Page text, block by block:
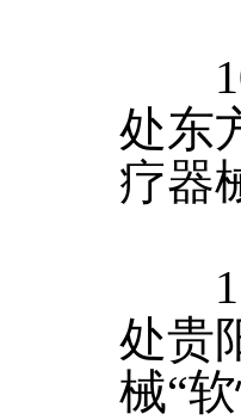
10
处东
疗器
11
处贵
械“